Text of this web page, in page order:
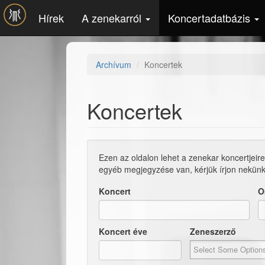
Ugrás a tartalomra
Hírek A zenekarról Koncertadatbázis
Archívum Koncertek
Koncertek
Ezen az oldalon lehet a zenekar
egyéb megjegyzése van, kérjük írjon
Koncert
Koncert éve Zeneszerző